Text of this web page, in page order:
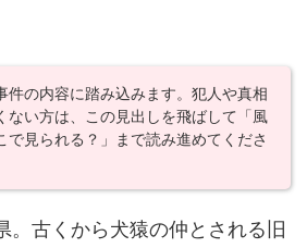
件の内容に踏み込みます。犯人や真相
ない方は、この見出しを飛ばして「風
で見られる？」まで読み進めてくださ
。古くから犬猿の仲とされる旧